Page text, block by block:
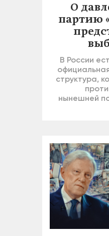
О
партию
В России
структура,
нынешней